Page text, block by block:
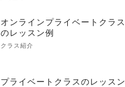
オンラインプライベートクラス
のレッスン例
クラス紹介
プライベートクラスのレッスン